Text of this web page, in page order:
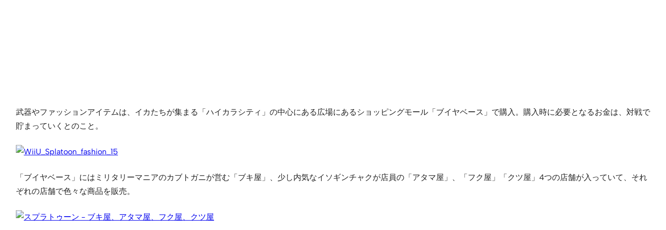
武器やファッションアイテムは、イカたちが集まる「ハイカラシティ」の中心にある広場にあるショッピングモール「ブイヤベース」で購入。購入時に必要となるお金は、対戦で
貯まっていくとのこと。
「ブイヤベース」にはミリタリーマニアのカブトガニが営む「ブキ屋」、少し内気なイソギンチャクが店員の「アタマ屋」、「フク屋」「クツ屋」4つの店舗が入っていて、それ
ぞれの店舗で色々な商品を販売。